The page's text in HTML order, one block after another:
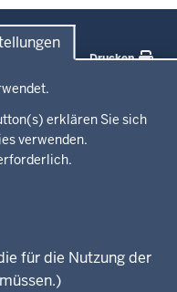
erklären Sie sich
verwenden.
für die Nutzung der
Drucken